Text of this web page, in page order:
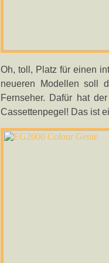
Oh, toll, Platz für einen
neueren Modellen soll
Fernseher. Dafür hat
Cassettenpegel! Das ist